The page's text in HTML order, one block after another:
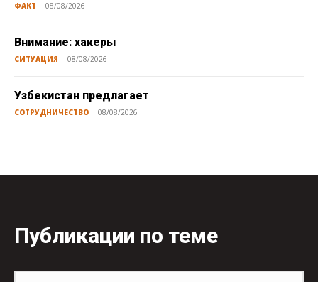
ФАКТ 08/08/2026
Внимание: хакеры
СИТУАЦИЯ 08/08/2026
Узбекистан предлагает
СОТРУДНИЧЕСТВО 08/08/2026
Публикации по теме